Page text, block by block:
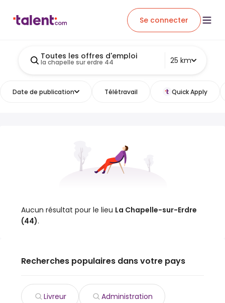
Se connecter
Toutes les offres d'emploi
la chapelle sur erdre 44 25 km
Date de publication Télétravail Quick Apply
Aucun résultat pour le lieu La Chapelle-sur-Erdre
(44).
Recherches populaires dans votre pays
Livreur Administration